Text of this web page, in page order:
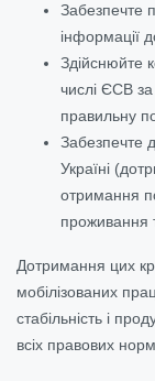
Забезпечте
інформації
Здійснюйте
числі ЄСВ за
правильну
Забезпечте
Україні
отримання
проживання
Дотримання цих
мобілізованих
стабільність і
всіх правових норм.